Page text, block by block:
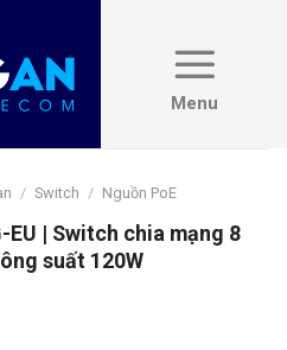
/ Switch / Nguồn PoE
EU | Switch chia mạng 8
suất 120W